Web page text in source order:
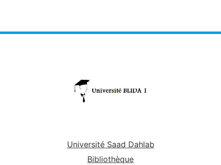
Université Saad Dahlab
Bibliothèque